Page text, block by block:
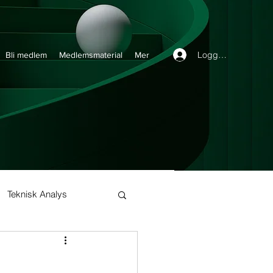
Teknisk Analys
Buy and Hold
Bli medlem Medlemsmaterial Mer Logga in